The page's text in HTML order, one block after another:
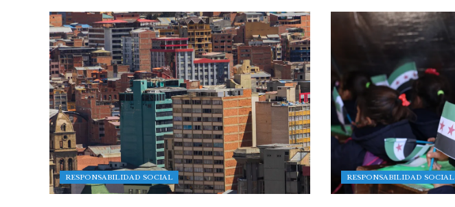
RESPONSABILIDAD SOCIAL RESPONSABILIDAD SOCIAL